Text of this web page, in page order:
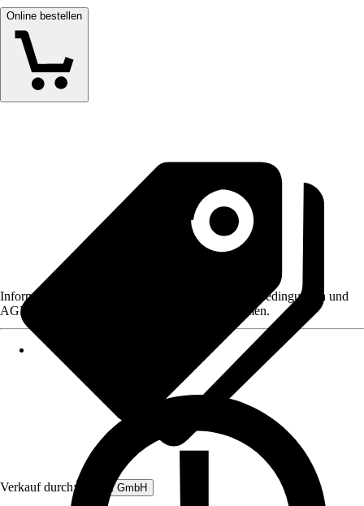
Online bestellen
Verkauf durch: Rubart GmbH
Informationen des Verkäufers, wie z. B. Rückgabebedingungen und
AGB, finden Sie bei Klick auf den Verkäufernamen.